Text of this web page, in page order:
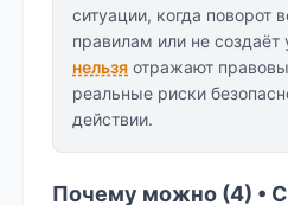
ситуации, когда поворот
правилам или не создаёт
нельзя отражают
реальные риски
действии.
Почему можно (4) •